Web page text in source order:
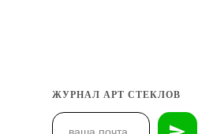
ЖУРНАЛ АРТ СТЕКЛОВ